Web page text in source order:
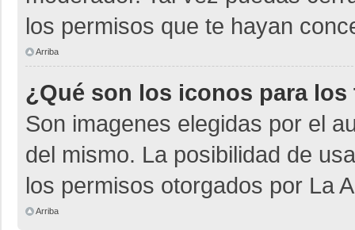
los permisos que te hayan
Arriba
¿Qué son los iconos para los
Son imagenes elegidas por el
del mismo. La posibilidad de
los permisos otorgados por La
Arriba